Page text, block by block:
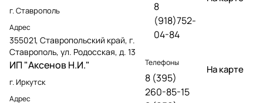
г. Ставрополь
Адрес
355021, Ставропольский край, г.
Ставрополь, ул. Родосская, д. 13
8
(918)752-
04-84
ИП "Аксенов Н.И."
г. Иркутск
Адрес
Телефоны
8 (395)
260-85-15
На карте